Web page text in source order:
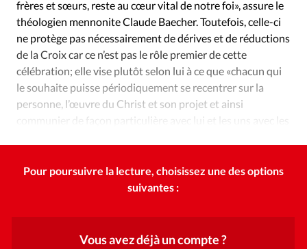
Opinions
Publireportage
Relations Aujourd'hui
Société
Tour du monde des Eglises
Trait d'Ixène
Vécu
Vie Intérieure
frères et sœurs, reste au cœur vital de notre foi», assure le
théologien mennonite Claude Baecher. Toutefois, celle-ci
ne protège pas nécessairement de dérives et de réductions
de la Croix car ce n’est pas le rôle premier de cette
célébration; elle vise plutôt selon lui à ce que «chacun qui
le souhaite puisse périodiquement se recentrer sur la
personne, l’œuvre du Christ et son projet et ainsi
communier de façon particulière avec lui et les uns avec les
Pour poursuivre la lecture, choisissez une des options
suivantes :
Vous avez déjà un compte ?